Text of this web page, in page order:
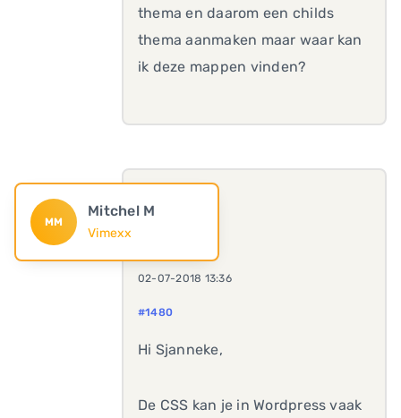
thema en daarom een childs
thema aanmaken maar waar kan
ik deze mappen vinden?
MM
Mitchel M
Vimexx
02-07-2018 13:36
#1480
Hi Sjanneke,
De CSS kan je in Wordpress vaak